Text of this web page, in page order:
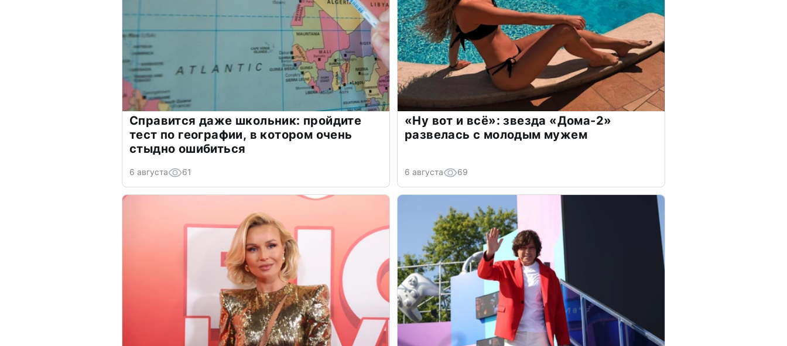
Справится даже школьник: пройдите
тест по географии, в котором очень
стыдно ошибиться
6 августа 61
«Ну вот и всё»: звезда «Дома-2»
развелась с молодым мужем
6 августа 69